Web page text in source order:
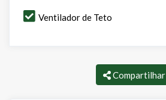
Ventilador de Teto
Compartilhar